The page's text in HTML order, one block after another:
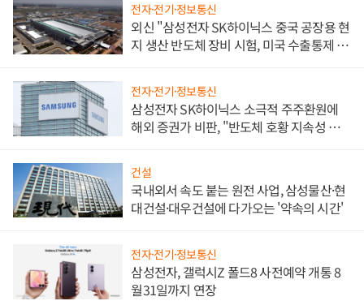
전자·전기·정보통신
외신 "삼성전자 SK하이닉스 중국 공장용 현
지 생산 반도체 장비 시험, 미국 수출통제 대
전자·전기·정보통신
삼성전자 SK하이닉스 소극적 주주환원에
해외 증권가 비판, "반도체 호황 지속성 의
건설
국내외서 속도 붙는 원전 사업, 삼성물산·현
대건설·대우건설에 다가오는 '약속의 시간'
전자·전기·정보통신
삼성전자, 갤럭시Z 폴드8 사전예약 개통 8
월31일까지 연장